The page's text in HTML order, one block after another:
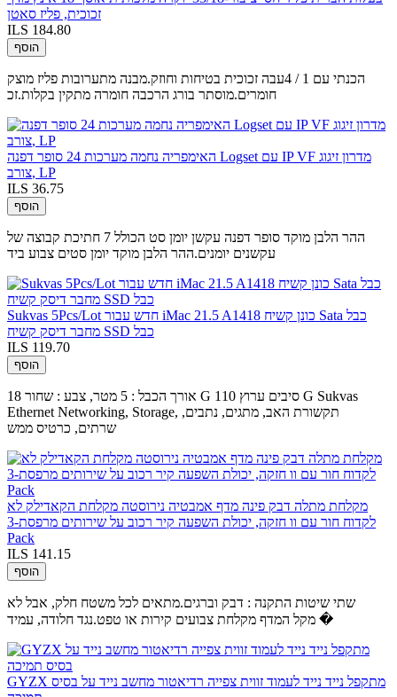
זכוכית, פליז סאטן
ILS 184.80
הוסף
הכנתי עם 1 / 4עבה זכוכית בטיחות וחוזק.מבנה מתערובות פליז מוצק
חומרים.מוסתר בורג הרכבה חומרה מתקין בקלות.זכ
האימפריה נחמה מערכות 24 סופר דפנה Logset עם IP VF מדרון זיגוג
צורב, LP
ILS 36.75
הוסף
ההר הלבן מוקד סופר דפנה עקשן יומן סט הכולל 7 חתיכת קבוצה של
עקשנים יומנים.ההר הלבן מוקד יומן סטים צבוע ביד
Sukvas 5Pcs/Lot חדש עבור iMac 21.5 A1418 כונן קשיח Sata כבל
מחבר דיסק קשיח SSD כבל
ILS 119.70
הוסף
אורך הכבל : 5 מטר, צבע : שחור 18 G סיבים ערוץ 110 G Sukvas
Ethernet Networking, Storage, תקשורת האב, מתגים, נתבים,
שרתים, כרטיס ממש
מקלחת מתלה דבק פינה מדף אמבטיה נירוסטה מקלחת הקאדילק לא
לקדוח חור עם וו חזקה, יכולת השפעה קיר רכוב על שירותים מרפסת-3
Pack
ILS 141.15
הוסף
שתי שיטות התקנה : דבק וברגים.מתאים לכל משטח חלק, אבל לא
מקל המדף מקלחת צבועים קירות או טפט.נגד חלודה, עמיד �
GYZX מתקפל נייד נייד לעמוד זווית צפייה רדיאטור מחשב נייד על בסיס